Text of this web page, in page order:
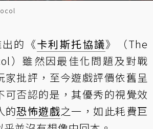
的《卡利斯托協議》（The
）雖然因最佳化問題及對戰
家批評，至今遊戲評價依舊呈
可否認的是，其優秀的視覺效
的恐怖遊戲之一，如此耗費巨